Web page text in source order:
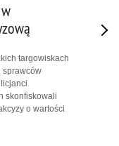
targowiskach
sprawców
skonfiskowali
o wartości